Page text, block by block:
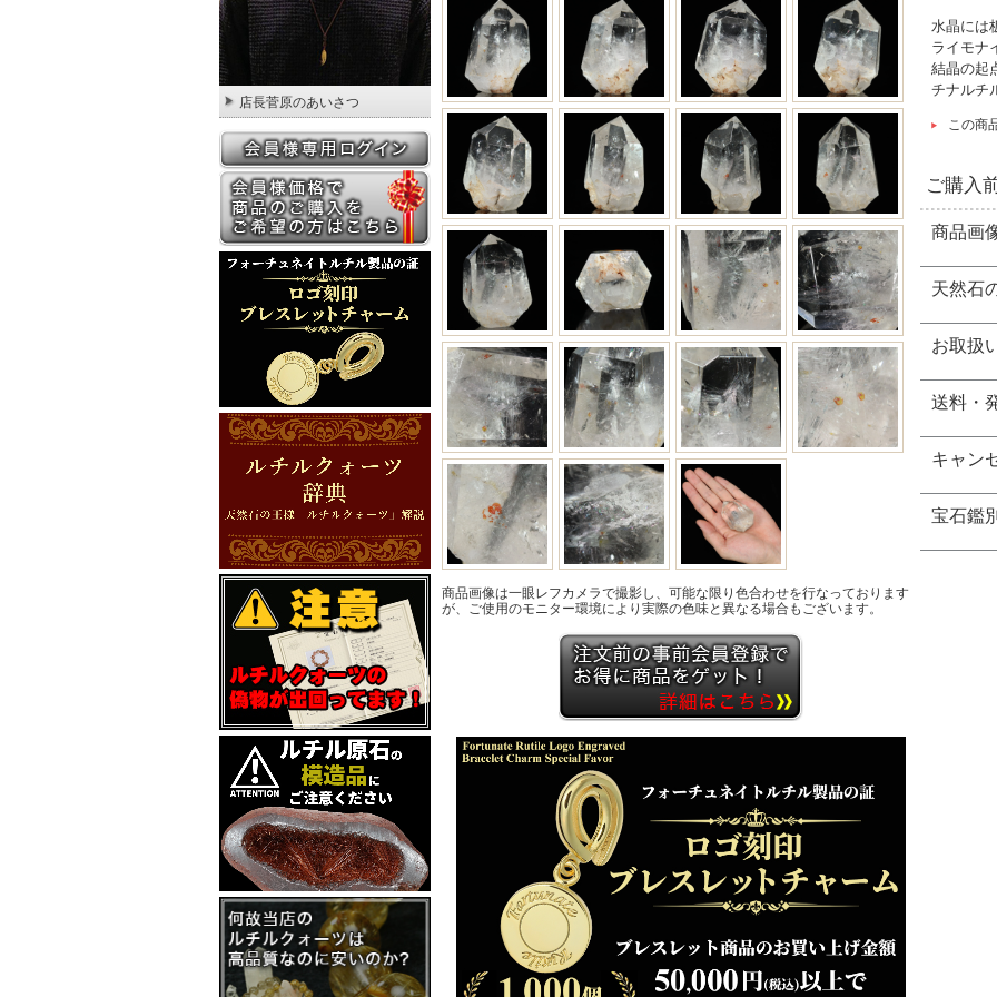
店長菅原のあいさつ
商品画像は一眼レフカメラで撮影し、可能な限り色合わせを行なっております
が、ご使用のモニター環境により実際の色味と異なる場合もございます。
水晶には
ライモナ
結晶の起
チナルチ
この商
ご購入
商品画
天然石
お取扱
送料・
キャン
宝石鑑